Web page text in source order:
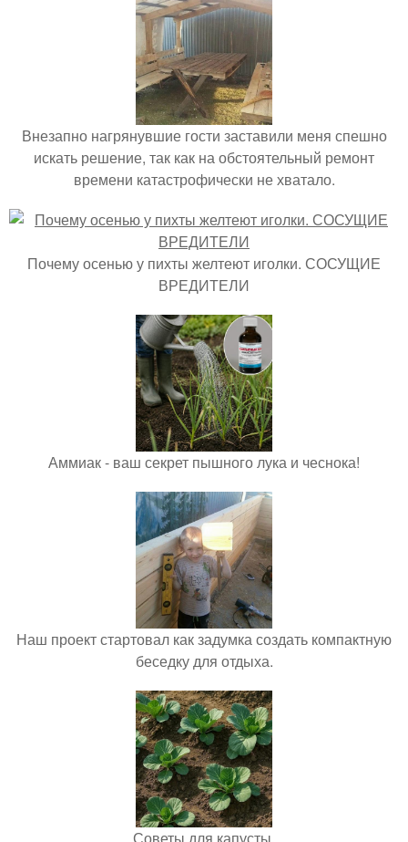
Внезапно нагрянувшие гости заставили меня спешно
искать решение, так как на обстоятельный ремонт
времени катастрофически не хватало.
Почему осенью у пихты желтеют иголки. СОСУЩИЕ
ВРЕДИТЕЛИ
Аммиак - ваш секрет пышного лука и чеснока!
Наш проект стартовал как задумка создать компактную
беседку для отдыха.
Советы для капусты.